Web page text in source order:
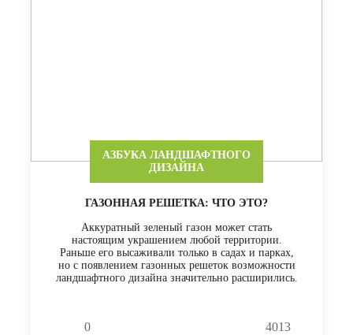
АЗБУКА ЛАНДШАФТНОГО
ДИЗАЙНА
ГАЗОННАЯ РЕШЕТКА: ЧТО ЭТО?
Аккуратный зеленый газон может стать
настоящим украшением любой территории.
Раньше его высаживали только в садах и парках,
но с появлением газонных решеток возможности
ландшафтного дизайна значительно расширились.
0 4013